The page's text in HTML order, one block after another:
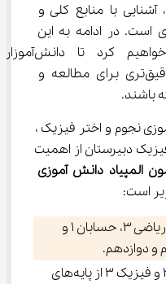
در مباحث پایه‌ای، آشنایی با منابع کلی و
است. در ادامه به این
منابع و سرفصل‌ها اشاره خواهیم کرد تا دانش‌آموزان
علاقه‌مند بتوانند برنامه‌ریزی دقیق‌تری برای مطالعه و
باشند.
نجوم و اختر فیزیک ،
ریاضی و فیزیک دبیرستان از اهمیت
المپیاد دانش آموزی
است:
دروس ریاضی: ریاضی 1، ریاضی 2، ریاضی 3، حسابان 1 و
دروس فیزیک: فیزیک 1، فیزیک 2 و فیزیک 3 از پایه‌های